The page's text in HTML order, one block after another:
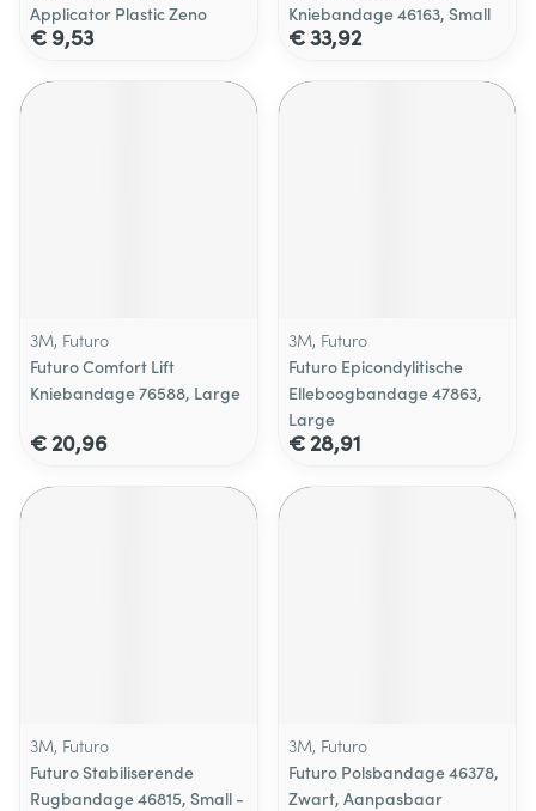
Applicator Plastic Zeno
€ 9,53
Kniebandage 46163, Small
€ 33,92
3M, Futuro
Futuro Comfort Lift
Kniebandage 76588, Large
€ 20,96
3M, Futuro
Futuro Epicondylitische
Elleboogbandage 47863,
Large
€ 28,91
3M, Futuro
Futuro Stabiliserende
Rugbandage 46815, Small -
3M, Futuro
Futuro Polsbandage 46378,
Zwart, Aanpasbaar